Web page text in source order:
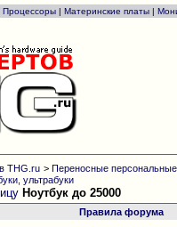
Процессоры | Материнские платы |
THG.ru >Переносные
ультрабуки
Ноутбук до 25000
Правила форума